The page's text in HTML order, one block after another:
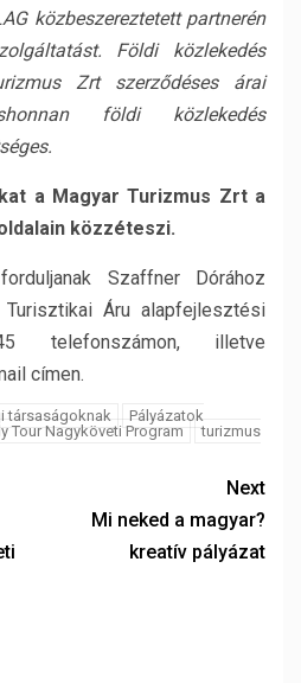
közbeszereztetett partnerén
Földi közlekedés
Zrt szerződéses árai
földi közlekedés
a Magyar Turizmus Zrt a
közzéteszi.
Szaffner Dórához
Áru alapfejlesztési
telefonszámon, illetve
címen.
társaságoknak
Pályázatok
Tour Nagyköveti Program
turizmus
Next
Mi neked a magyar?
kreatív pályázat